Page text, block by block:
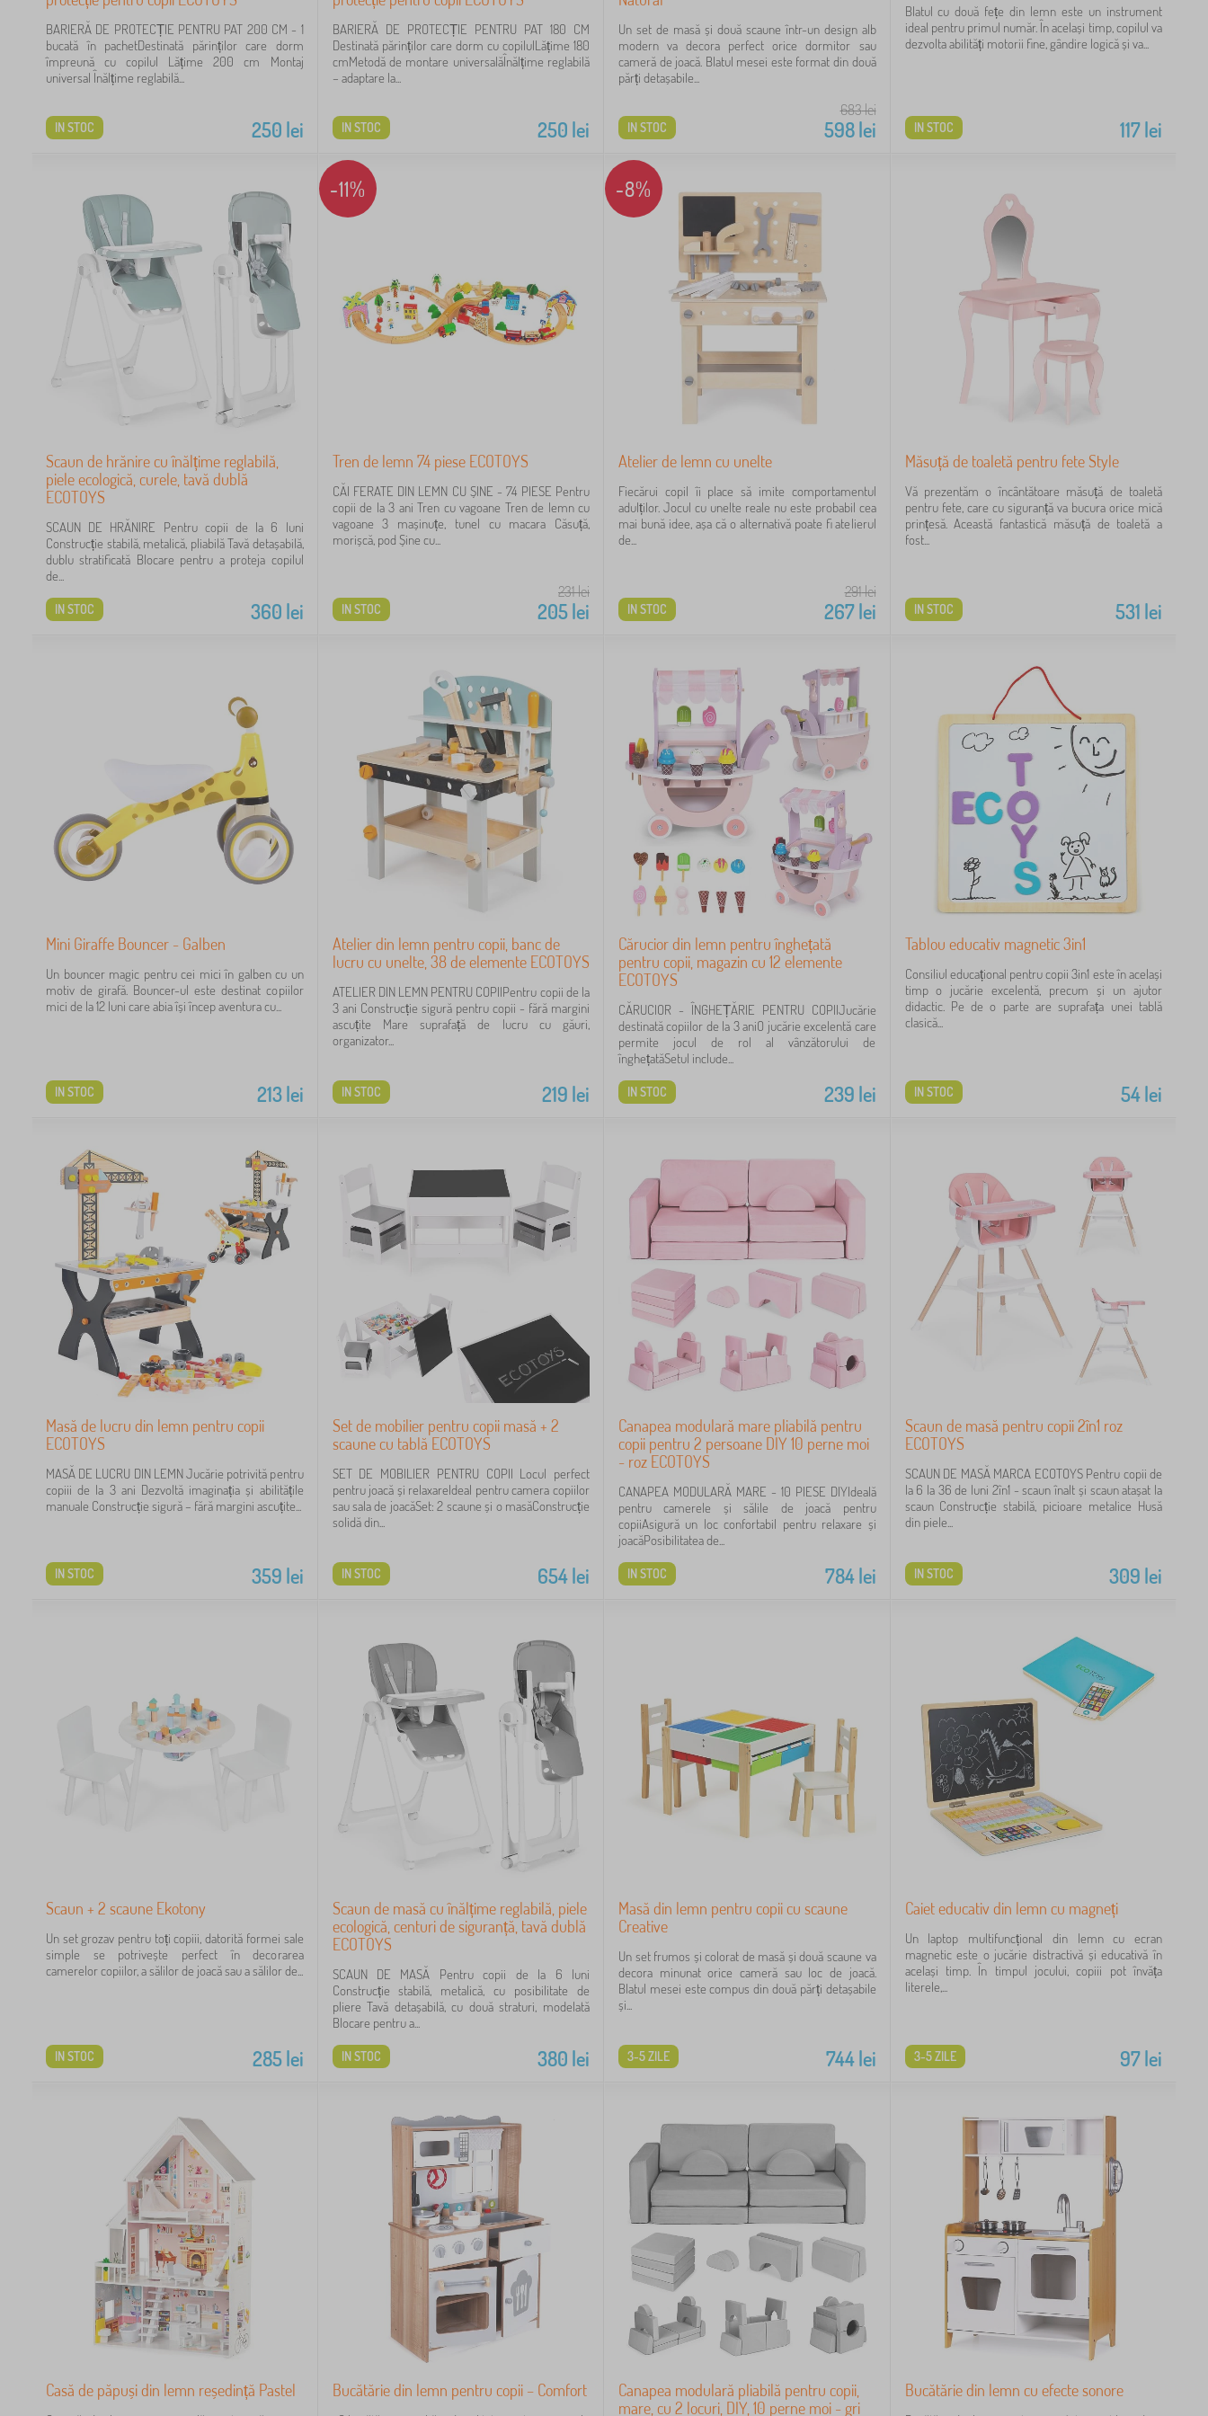
BARIERĂ DE PROTECȚIE PENTRU PAT 200 CM - 1
bucată în pachetDestinată părinților care dorm
împreună cu copilul Lățime 200 cm Montaj
universal Înălțime reglabilă...
250 lei
IN STOC
BARIERĂ DE PROTECȚIE PENTRU PAT 180 CM
Destinată părinților care dorm cu copilulLățime 180
cmMetodă de montare universalăÎnălțime reglabilă
– adaptare la...
250 lei
IN STOC
Un set de masă și două scaune într-un design alb
modern va decora perfect orice dormitor sau
cameră de joacă. Blatul mesei este format din două
părți detașabile...
683lei
598lei
IN STOC
Blatul cu două fețe din lemn este un instrument
ideal pentru primul număr. În același timp, copilul va
dezvolta abilități motorii fine, gândire logică și va...
117lei
IN STOC
Scaun de hrănire cu înălțime reglabilă,
piele ecologică, curele, tavă dublă
ECOTOYS
SCAUN DE HRĂNIRE Pentru copii de la 6 luni
Construcție stabilă, metalică, pliabilă Tavă detașabilă,
dublu stratificată Blocare pentru a proteja copilul
de...
360 lei
IN STOC
-11%
Tren de lemn 74 piese ECOTOYS
CĂI FERATE DIN LEMN CU ȘINE - 74 PIESE Pentru
copii de la 3 ani Tren cu vagoane Tren de lemn cu
vagoane 3 mașinuțe, tunel cu macara Căsuță,
morișcă, pod Șine cu...
231lei
205lei
IN STOC
-8%
Atelier de lemn cu unelte
Fiecărui copil îi place să imite comportamentul
adulților. Jocul cu unelte reale nu este probabil cea
mai bună idee, așa că o alternativă poate fi atelierul
de...
291lei
267lei
IN STOC
Măsuță de toaletă pentru fete Style
Vă prezentăm o încântătoare măsuță de toaletă
pentru fete, care cu siguranță va bucura orice mică
prințesă. Această fantastică măsuță de toaletă a
fost...
531 lei
IN STOC
Mini Giraffe Bouncer - Galben
Un bouncer magic pentru cei mici în galben cu un
motiv de girafă. Bouncer-ul este destinat copiilor
mici de la 12 luni care abia își încep aventura cu...
213lei
IN STOC
Atelier din lemn pentru copii, banc de
lucru cu unelte, 38 de elemente ECOTOYS
ATELIER DIN LEMN PENTRU COPIIPentru copii de la
3 ani Construcție sigură pentru copii - fără margini
ascuțite Mare suprafață de lucru cu găuri,
organizator...
219 lei
IN STOC
Cărucior din lemn pentru înghețată
pentru copii, magazin cu 12 elemente
ECOTOYS
CĂRUCIOR - ÎNGHEȚĂRIE PENTRU COPIIJucărie
destinată copiilor de la 3 aniO jucărie excelentă care
permite jocul de rol al vânzătorului de
înghețatăSetul include...
239 lei
IN STOC
Tablou educativ magnetic 3in1
Consiliul educațional pentru copii 3in1 este în același
timp o jucărie excelentă, precum și un ajutor
didactic. Pe de o parte are suprafața unei tablă
clasică...
54lei
IN STOC
Masă de lucru din lemn pentru copii
ECOTOYS
MASĂ DE LUCRU DIN LEMN Jucărie potrivită pentru
copiii de la 3 ani Dezvoltă imaginația și abilitățile
manuale Construcție sigură – fără margini ascuțite...
359 lei
IN STOC
Set de mobilier pentru copii masă + 2
scaune cu tablă ECOTOYS
SET DE MOBILIER PENTRU COPII Locul perfect
pentru joacă și relaxareIdeal pentru camera copiilor
sau sala de joacăSet: 2 scaune și o masăConstrucție
solidă din...
654lei
IN STOC
Canapea modulară mare pliabilă pentru
copii pentru 2 persoane DIY 10 perne moi
- roz ECOTOYS
CANAPEA MODULARĂ MARE - 10 PIESE DIYIdeală
pentru camerele și sălile de joacă pentru
copiiAsigură un loc confortabil pentru relaxare și
joacăPosibilitatea de...
784lei
IN STOC
Scaun de masă pentru copii 2în1 roz
ECOTOYS
SCAUN DE MASĂ MARCA ECOTOYS Pentru copii de
la 6 la 36 de luni 2în1 - scaun înalt și scaun atașat la
scaun Construcție stabilă, picioare metalice Husă
din piele...
309 lei
IN STOC
Scaun + 2 scaune Ekotony
Un set grozav pentru toți copiii, datorită formei sale
simple se potrivește perfect în decorarea
camerelor copiilor, a sălilor de joacă sau a sălilor de...
285lei
IN STOC
Scaun de masă cu înălțime reglabilă, piele
ecologică, centuri de siguranță, tavă dublă
ECOTOYS
SCAUN DE MASĂ Pentru copii de la 6 luni
Construcție stabilă, metalică, cu posibilitate de
pliere Tavă detașabilă, cu două straturi, modelată
Blocare pentru a...
380 lei
IN STOC
Masă din lemn pentru copii cu scaune
Creative
Un set frumos și colorat de masă și două scaune va
decora minunat orice cameră sau loc de joacă.
Blatul mesei este compus din două părți detașabile
și...
744lei
3-5 ZILE
Caiet educativ din lemn cu magneți
Un laptop multifuncțional din lemn cu ecran
magnetic este o jucărie distractivă și educativă în
același timp. În timpul jocului, copiii pot învăța
literele,...
97lei
3-5 ZILE
Casă de păpuși din lemn reședință Pastel Bucătărie din lemn pentru copii – Comfort
Canapea modulară pliabilă pentru copii,
mare, cu 2 locuri, DIY, 10 perne moi - gri
Bucătărie din lemn cu efecte sonore